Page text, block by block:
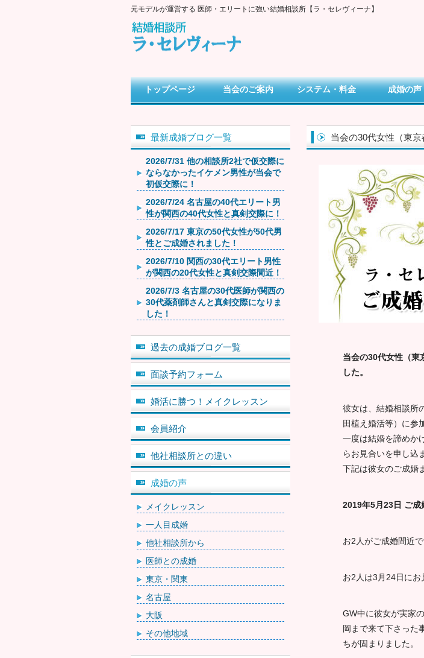
元モデルが運営する 医師・エリートに強い結婚相談所【ラ・セレヴィーナ】
トップページ 当会のご案内 システム・料金 成婚の声
当会の30代女性（東
当会の30代女性（東
した。
彼女は、結婚相談所
田植え婚活等）に参
一度は結婚を諦めか
らお見合いを申し込
下記は彼女のご成婚
2019年5月23日 ご成
お2人がご成婚間近で
お2人は3月24日にお
GW中に彼女が実家
岡まで来て下さった
ちが固まりました。
最新成婚ブログ一覧
2026/7/31 他の相談所2社で仮交際に
ならなかったイケメン男性が当会で
初仮交際に！
2026/7/24 名古屋の40代エリート男
性が関西の40代女性と真剣交際に！
2026/7/17 東京の50代女性が50代男
性とご成婚されました！
2026/7/10 関西の30代エリート男性
が関西の20代女性と真剣交際間近！
2026/7/3 名古屋の30代医師が関西の
30代薬剤師さんと真剣交際になりま
した！
過去の成婚ブログ一覧
面談予約フォーム
婚活に勝つ！メイクレッスン
会員紹介
他社相談所との違い
成婚の声
メイクレッスン
一人目成婚
他社相談所から
医師との成婚
東京・関東
名古屋
大阪
その他地域